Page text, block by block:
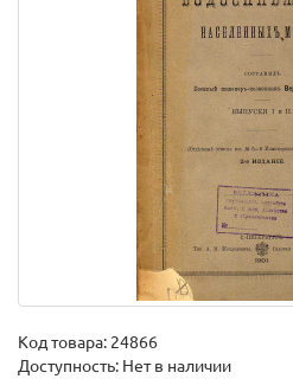
Код товара: 24866
Доступность: Нет в наличии